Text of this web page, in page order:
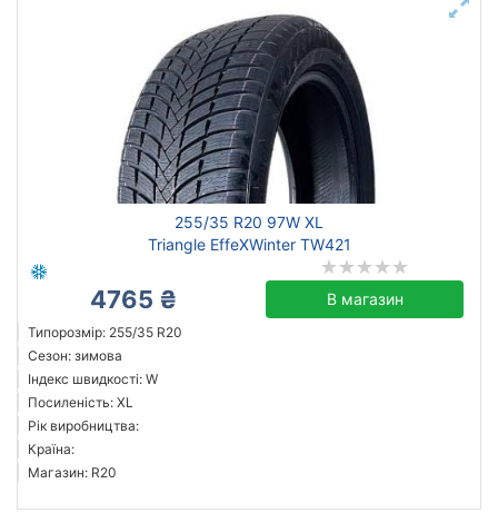
255/35 R20 97W XL
Triangle EffeXWinter TW421
4765 ₴ В магазин
Типорозмір: 255/35 R20
Сезон: зимова
Індекс швидкості: W
Посиленість: XL
Рік виробництва:
Країна:
Магазин: R20